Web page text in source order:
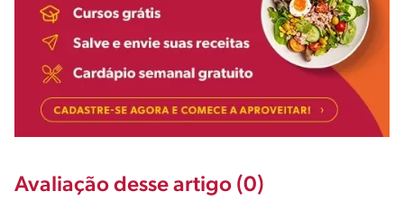
Avaliação desse artigo (0)